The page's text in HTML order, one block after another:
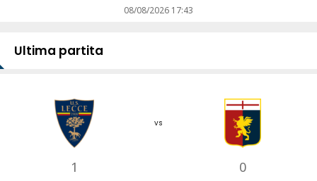
08/08/2026 17:43
Ultima partita
1
vs
0